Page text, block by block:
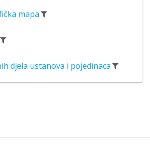
mapa
djela ustanova i pojedinaca